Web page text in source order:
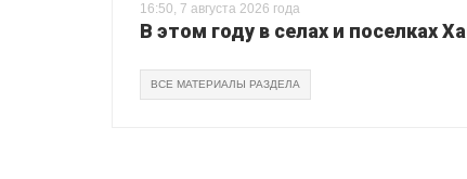
16:50, 7 августа 2026 года
В этом году в селах и поселках
ВСЕ МАТЕРИАЛЫ РАЗДЕЛА